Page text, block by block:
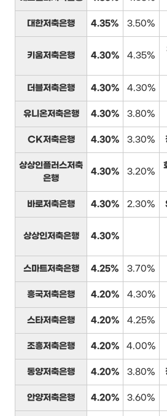
대한저축은행 4.35% 3.50%
키움저축은행 4.30% 4.35%
더블저축은행 4.30% 4.30%
유니온저축은행 4.30% 3.80%
CK저축은행 4.30% 3.30%
상상인플러스저축
은행
4.30% 3.20%
바로저축은행 4.30% 2.30%
상상인저축은행 4.30%
스마트저축은행 4.25% 3.70%
흥국저축은행 4.20% 4.30%
스타저축은행 4.20% 4.25%
조흥저축은행 4.20% 4.00%
동양저축은행 4.20% 3.80%
안양저축은행 4.20% 3.60%